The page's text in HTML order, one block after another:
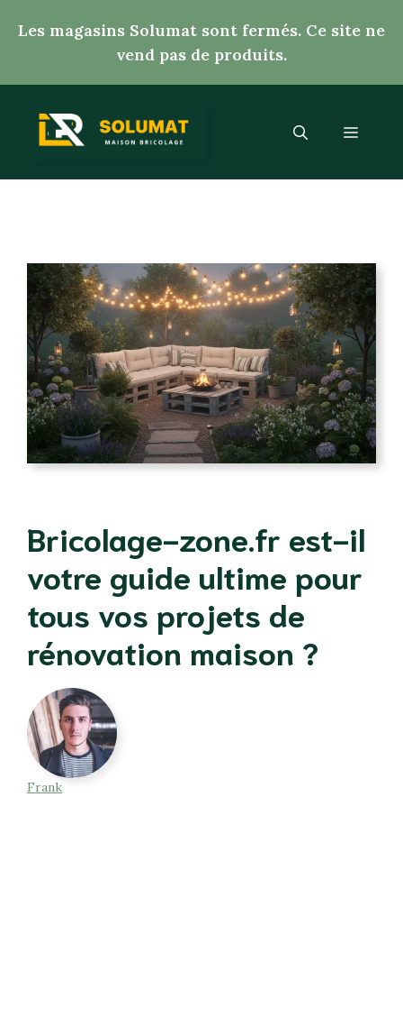
Les magasins Solumat sont fermés. Ce site ne
vend pas de produits.
Menu
Bricolage-zone.fr est-il
votre guide ultime pour
tous vos projets de
rénovation maison ?
Frank